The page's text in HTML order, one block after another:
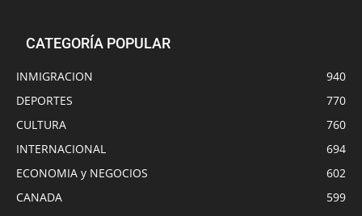
CATEGORÍA POPULAR
INMIGRACION
940
DEPORTES
770
CULTURA
760
INTERNACIONAL
694
ECONOMIA y NEGOCIOS
602
CANADA
599